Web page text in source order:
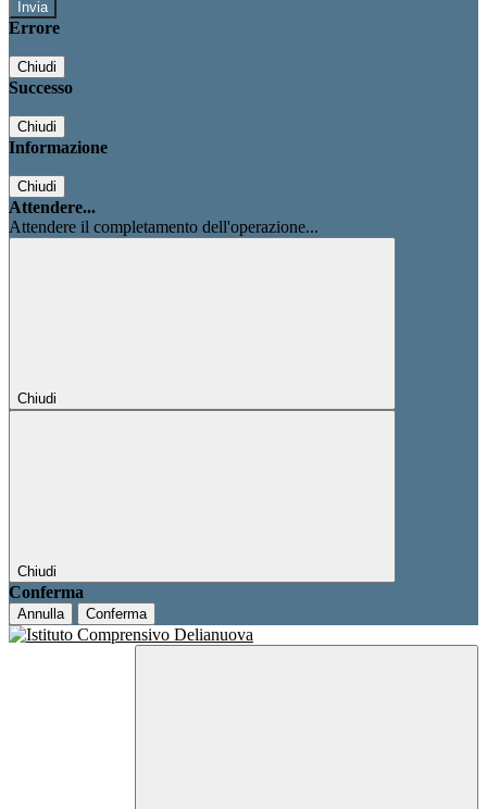
Errore
Chiudi
Successo
Chiudi
Informazione
Chiudi
Attendere...
Attendere il completamento dell'operazione...
Chiudi
Chiudi
Conferma
Annulla Conferma